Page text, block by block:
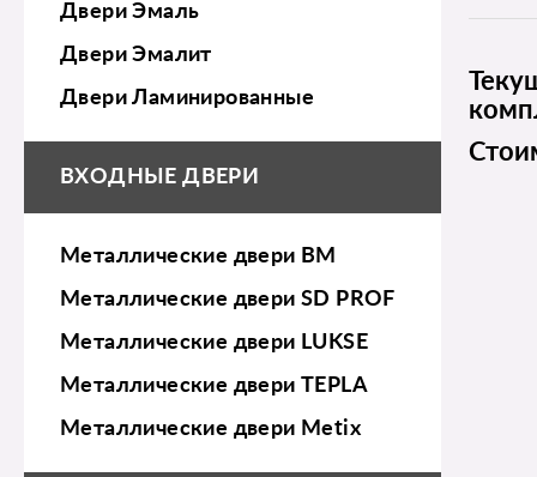
Двери Эмаль
Двери Эмалит
Двери Ламинированные
ВХОДНЫЕ ДВЕРИ
Металлические двери BM
Металлические двери SD PROF
Металлические двери LUKSE
Металлические двери TEPLA
Металлические двери Metix